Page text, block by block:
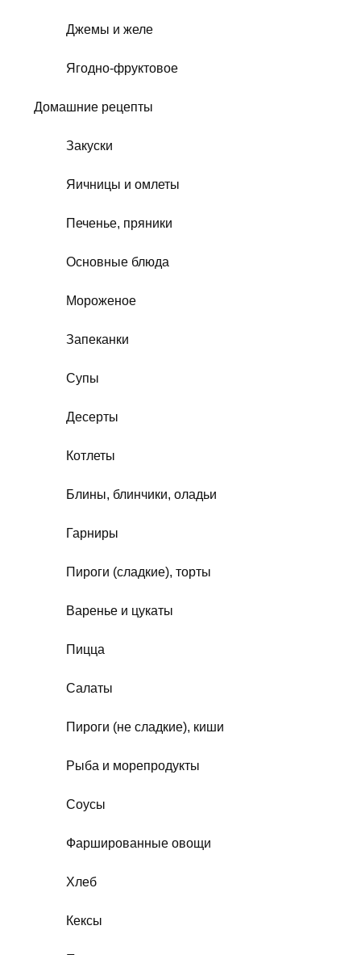
Джемы и желе
Ягодно-фруктовое
Домашние рецепты
Закуски
Яичницы и омлеты
Печенье, пряники
Основные блюда
Мороженое
Запеканки
Супы
Десерты
Котлеты
Блины, блинчики, оладьи
Гарниры
Пироги (сладкие), торты
Варенье и цукаты
Пицца
Салаты
Пироги (не сладкие), киши
Рыба и морепродукты
Соусы
Фаршированные овощи
Хлеб
Кексы